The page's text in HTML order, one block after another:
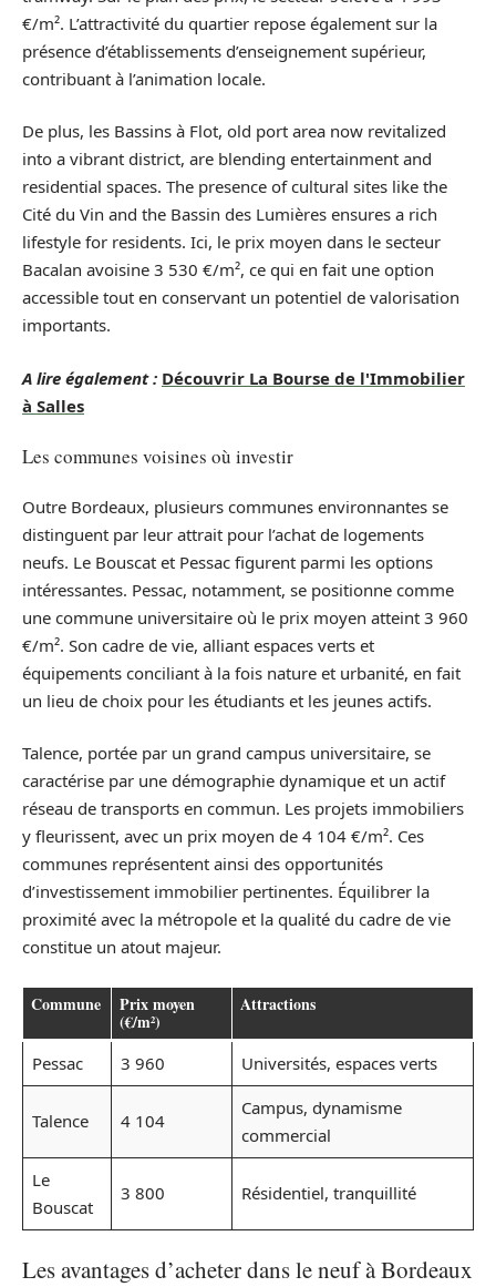
€/m². L’attractivité du quartier repose également sur la
présence d’établissements d’enseignement supérieur,
contribuant à l’animation locale.
De plus, les Bassins à Flot, old port area now revitalized
into a vibrant district, are blending entertainment and
residential spaces. The presence of cultural sites like the
Cité du Vin and the Bassin des Lumières ensures a rich
lifestyle for residents. Ici, le prix moyen dans le secteur
Bacalan avoisine 3 530 €/m², ce qui en fait une option
accessible tout en conservant un potentiel de valorisation
importants.
A lire également : Découvrir La Bourse de l'Immobilier
à Salles
Les communes voisines où investir
Outre Bordeaux, plusieurs communes environnantes se
distinguent par leur attrait pour l’achat de logements
neufs. Le Bouscat et Pessac figurent parmi les options
intéressantes. Pessac, notamment, se positionne comme
une commune universitaire où le prix moyen atteint 3 960
€/m². Son cadre de vie, alliant espaces verts et
équipements conciliant à la fois nature et urbanité, en fait
un lieu de choix pour les étudiants et les jeunes actifs.
Talence, portée par un grand campus universitaire, se
caractérise par une démographie dynamique et un actif
réseau de transports en commun. Les projets immobiliers
y fleurissent, avec un prix moyen de 4 104 €/m². Ces
communes représentent ainsi des opportunités
d’investissement immobilier pertinentes. Équilibrer la
proximité avec la métropole et la qualité du cadre de vie
constitue un atout majeur.
Commune Prix moyen
(€/m²)
Attractions
Pessac 3 960 Universités, espaces verts
Talence 4 104
Campus, dynamisme
commercial
Le
Bouscat
3 800 Résidentiel, tranquillité
Les avantages d’acheter dans le neuf à Bordeaux